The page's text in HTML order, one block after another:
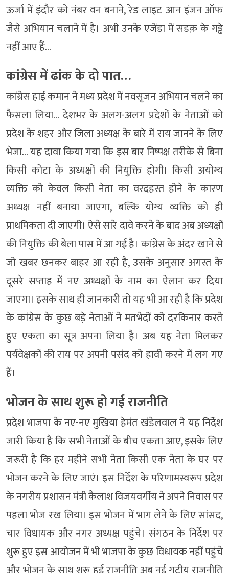
ऊर्जा में इंदौर को नंबर वन बनाने, रेड लाइट आन इंजन ऑफ
जैसे अभियान चलाने में है। अभी उनके एजेंडा में सडक़ के गड्ढे
नहीं आए हैं…
कांग्रेस में ढांक के दो पात…
कांग्रेस हाई कमान ने मध्य प्रदेश में नवसृजन अभियान चलने का
फैसला लिया… देशभर के अलग-अलग प्रदेशों के नेताओं को
प्रदेश के शहर और जिला अध्यक्ष के बारे में राय जानने के लिए
भेजा… यह दावा किया गया कि इस बार निष्पक्ष तरीके से बिना
किसी कोटा के अध्यक्षों की नियुक्ति होगी। किसी अयोग्य
व्यक्ति को केवल किसी नेता का वरदहस्त होने के कारण
अध्यक्ष नहीं बनाया जाएगा, बल्कि योग्य व्यक्ति को ही
प्राथमिकता दी जाएगी। ऐसे सारे दावे करने के बाद अब अध्यक्षों
की नियुक्ति की बेला पास में आ गई है। कांग्रेस के अंदर खाने से
जो खबर छनकर बाहर आ रही है, उसके अनुसार अगस्त के
दूसरे सप्ताह में नए अध्यक्षों के नाम का ऐलान कर दिया
जाएगा। इसके साथ ही जानकारी तो यह भी आ रही है कि प्रदेश
के कांग्रेस के कुछ बड़े नेताओं ने मतभेदों को दरकिनार करते
हुए एकता का सूत्र अपना लिया है। अब यह नेता मिलकर
पर्यवेक्षकों की राय पर अपनी पसंद को हावी करने में लग गए
हैं।
भोजन के साथ शुरू हो गई राजनीति
प्रदेश भाजपा के नए-नए मुखिया हेमंत खंडेलवाल ने यह निर्देश
जारी किया है कि सभी नेताओं के बीच एकता आए, इसके लिए
जरूरी है कि हर महीने सभी नेता किसी एक नेता के घर पर
भोजन करने के लिए जाएं। इस निर्देश के परिणामस्वरूप प्रदेश
के नगरीय प्रशासन मंत्री कैलाश विजयवर्गीय ने अपने निवास पर
पहला भोज रख लिया। इस भोजन में भाग लेने के लिए सांसद,
चार विधायक और नगर अध्यक्ष पहुंचे। संगठन के निर्देश पर
शुरू हुए इस आयोजन में भी भाजपा के कुछ विधायक नहीं पहुंचे